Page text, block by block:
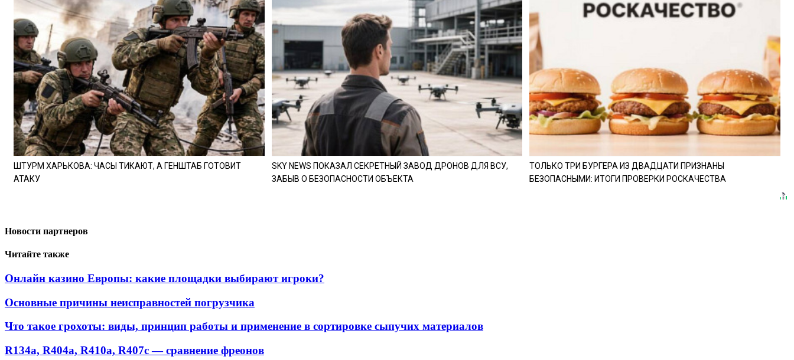
ШТУРМ ХАРЬКОВА: ЧАСЫ ТИКАЮТ, А ГЕНШТАБ ГОТОВИТ
АТАКУ
SKY NEWS ПОКАЗАЛ СЕКРЕТНЫЙ ЗАВОД ДРОНОВ ДЛЯ ВСУ,
ЗАБЫВ О БЕЗОПАСНОСТИ ОБЪЕКТА
ТОЛЬКО ТРИ БУРГЕРА ИЗ ДВАДЦАТИ ПРИЗНАНЫ
БЕЗОПАСНЫМИ: ИТОГИ ПРОВЕРКИ РОСКАЧЕСТВА
Новости партнеров
Читайте также
Онлайн казино Европы: какие площадки выбирают игроки?
Основные причины неисправностей погрузчика
Что такое грохоты: виды, принцип работы и применение в сортировке сыпучих материалов
R134a, R404a, R410a, R407c — сравнение фреонов